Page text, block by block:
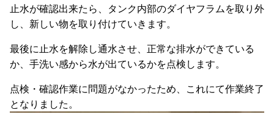
止水が確認出来たら、タンク内部のダイヤフラムを取り外
し、新しい物を取り付けていきます。
最後に止水を解除し通水させ、正常な排水ができている
か、手洗い感から水が出ているかを点検します。
点検・確認作業に問題がなかったため、これにて作業終了
となりました。